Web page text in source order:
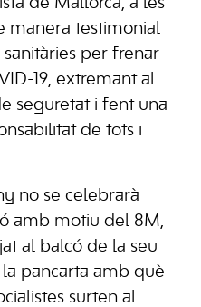
de Mallorca, a les
manera testimonial
sanitàries per frenar
19, extremant al
seguretat i fent una
de tots i
no se celebrarà
amb motiu del 8M,
al balcó de la seu
pancarta amb què
surten al